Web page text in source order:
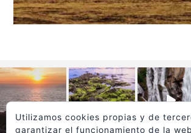
Utilizamos cookies propias y de
garantizar el funcionamiento de la